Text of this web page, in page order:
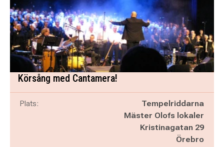
Körsång med Cantamera!
Plats:
Tempelriddarna
Mäster Olofs lokaler
Kristinagatan 29
Örebro